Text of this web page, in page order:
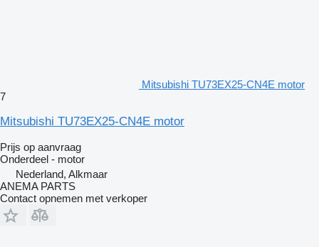
Mitsubishi TU73EX25-CN4E motor
7
Mitsubishi TU73EX25-CN4E motor
Prijs op aanvraag
Onderdeel - motor
Nederland, Alkmaar
ANEMA PARTS
Contact opnemen met verkoper